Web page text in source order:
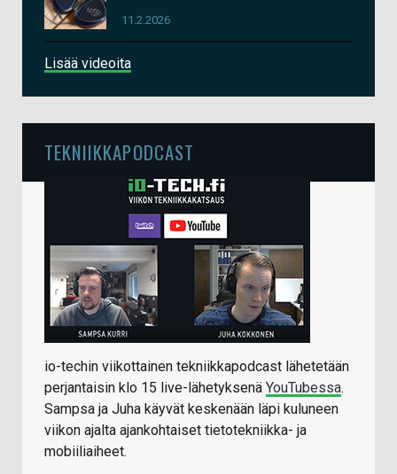
11.2.2026
Lisää videoita
TEKNIIKKAPODCAST
io-techin viikottainen tekniikkapodcast lähetetään
perjantaisin klo 15 live-lähetyksenä YouTubessa.
Sampsa ja Juha käyvät keskenään läpi kuluneen
viikon ajalta ajankohtaiset tietotekniikka- ja
mobiiliaiheet.